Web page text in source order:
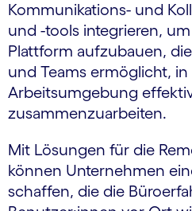
Kommunikations- und
und -tools integrieren,
Plattform aufzubauen,
und Teams ermöglicht, in
Arbeitsumgebung
zusammenzuarbeiten.
Mit Lösungen für die
können Unternehmen
schaffen, die die